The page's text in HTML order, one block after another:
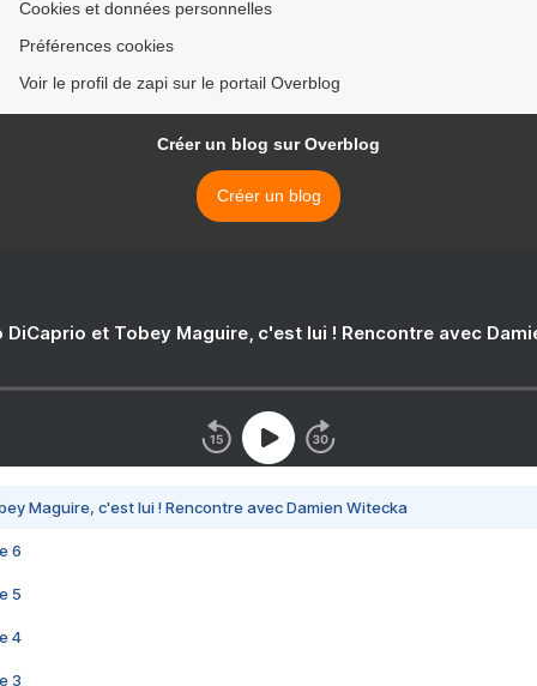
Cookies et données personnelles
Préférences cookies
Voir le profil de zapi sur le portail Overblog
Créer un blog sur Overblog
Créer un blog
DiCaprio et Tobey Maguire, c'est lui ! Rencontre avec
Maguire, c'est lui ! Rencontre avec Damien Witecka
6
5
4
3